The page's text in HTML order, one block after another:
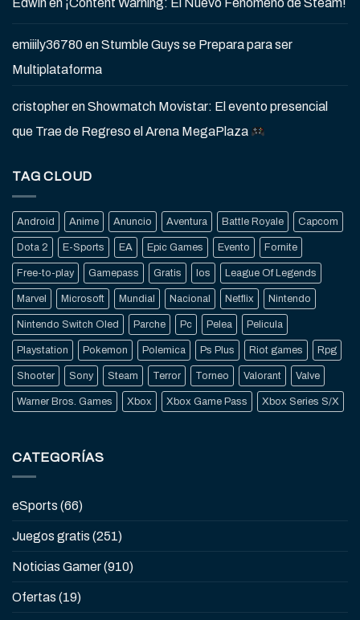
Edwinen ¡Content Warning: El Nuevo Fenómeno de Steam!
emiiily36780enStumble Guys se Prepara para ser
Multiplataforma
cristopherenShowmatch Movistar: El evento presencial
que Trae de Regreso el Arena MegaPlaza
TAG CLOUD
Android Anime Anuncio Aventura Battle Royale Capcom
Dota 2 E-Sports EA Epic Games Evento Fornite
Free-to-play Gamepass Gratis Ios League Of Legends
Marvel Microsoft Mundial Nacional Netflix Nintendo
Nintendo Switch Oled Parche Pc Pelea Pelicula
Playstation Pokemon Polemica Ps Plus Riot games Rpg
Shooter Sony Steam Terror Torneo Valorant Valve
Warner Bros. Games Xbox Xbox Game Pass Xbox Series S/X
CATEGORÍAS
eSports (66)
Juegos gratis (251)
Noticias Gamer(910)
Ofertas (19)